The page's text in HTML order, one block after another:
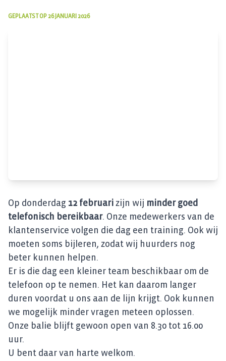
GEPLAATST OP26 JANUARI 2026
Op donderdag 12 februari zijn wij minder goed
telefonisch bereikbaar. Onze medewerkers van de
klantenservice volgen die dag een training. Ook wij
moeten soms bijleren, zodat wij huurders nog
beter kunnen helpen.
Er is die dag een kleiner team beschikbaar om de
telefoon op te nemen. Het kan daarom langer
duren voordat u ons aan de lijn krijgt. Ook kunnen
we mogelijk minder vragen meteen oplossen.
Onze balie blijft gewoon open van 8.30 tot 16.00
uur.
U bent daar van harte welkom.